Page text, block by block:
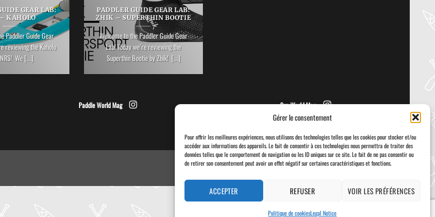
Gérer le consentement
Pour offrir les meilleures expériences, nous utilisons des technologies telles que les cookies pour stocker et/ou
accéder aux informations des appareils. Le fait de consentir à ces technologies nous permettra de traiter des
données telles que le comportement de navigation ou les ID uniques sur ce site. Le fait de ne pas consentir ou
de retirer son consentement peut avoir un effet négatif sur certaines caractéristiques et fonctions.
ACCEPTER REFUSER VOIR LES PRÉFÉRENCES
Politique de cookiesLegal Notice
GEAR LAB:
KAHOLO
Paddler Guide Gear
reviewing the Kaholo
We [...]
PADDLER GUIDE GEAR LAB:
ZHIK – SUPERTHIN BOOTIE
Welcome to the Paddler Guide Gear
Lab! Today we’re reviewing the
Superthin Bootie by Zhik! [...]
Paddle World Mag Sup World Mag
Visa PayPal Stripe MasterCard
Delivery